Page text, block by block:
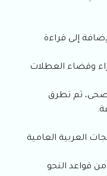
إلى قراءة
وقضاء العطلات
ثم تطرق
العربية العامية
قواعد النحو